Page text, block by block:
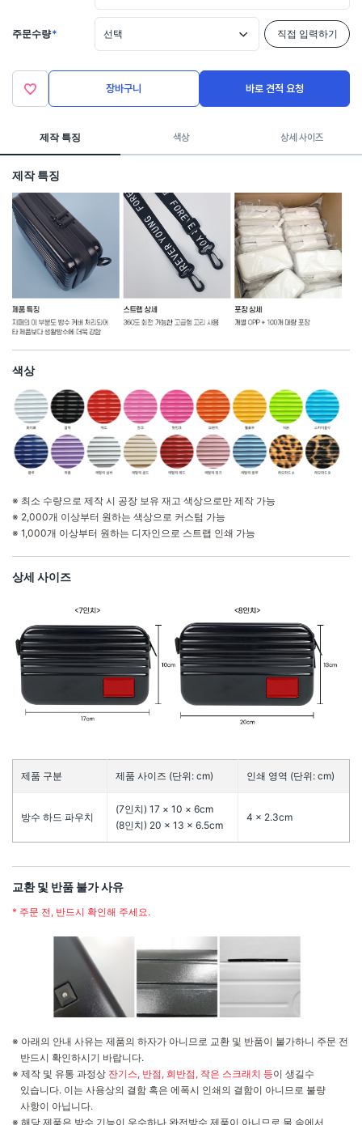
주문수량* 선택 직접 입력하기
장바구니 바로 견적 요청
제작 특징 색상 상세 사이즈
제작 특징
색상
※ 최소 수량으로 제작 시 공장 보유 재고 색상으로만 제작 가능
※ 2,000개 이상부터 원하는 색상으로 커스텀 가능
※ 1,000개 이상부터 원하는 디자인으로 스트랩 인쇄 가능
상세 사이즈
제품 구분 제품 사이즈 (단위: cm) 인쇄 영역 (단위: cm)
방수 하드 파우치
(7인치) 17 × 10 × 6cm
(8인치) 20 × 13 × 6.5cm
4 × 2.3cm
교환 및 반품 불가 사유
* 주문 전, 반드시 확인해 주세요.
※ 아래의 안내 사유는 제품의 하자가 아니므로 교환 및 반품이 불가하니 주문 전
반드시 확인하시기 바랍니다.
※ 제작 및 유통 과정상 잔기스, 반점, 희반점, 작은 스크래치 등이 생길수
있습니다. 이는 사용상의 결함 혹은 에폭시 인쇄의 결함이 아니므로 불량
사항이 아닙니다.
※ 해당 제품은 방수 기능이 우수하나 완전방수 제품이 아니므로 물 속에서